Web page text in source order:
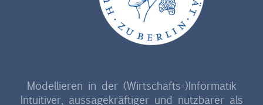
Modellieren in der (Wirtschafts-)Informatik
Intuitiver, aussagekräftiger und nutzbarer als